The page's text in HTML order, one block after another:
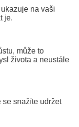
na vaši
je.
může to
života a neustále
se snažíte udržet